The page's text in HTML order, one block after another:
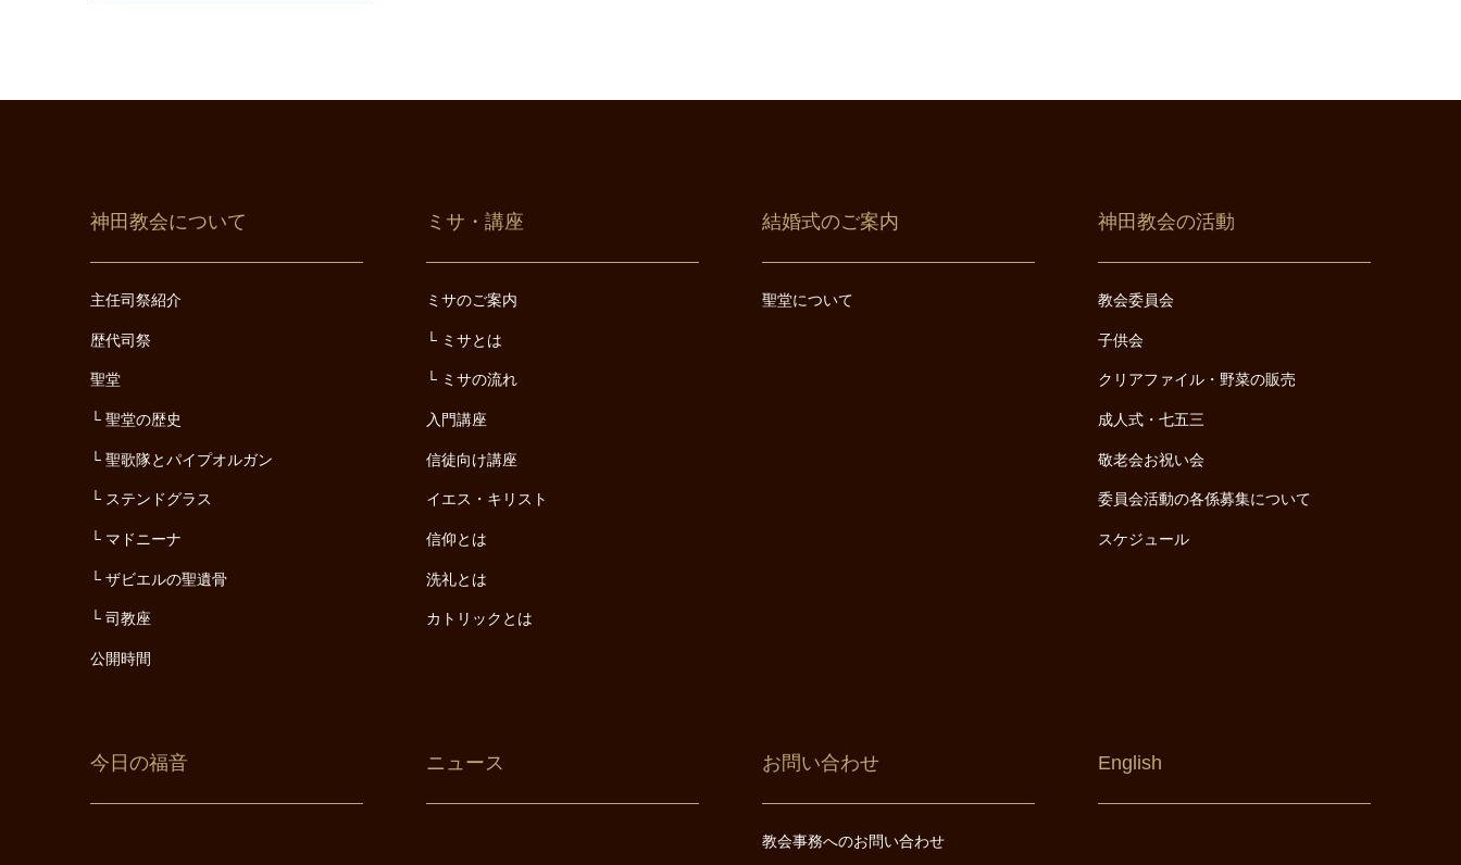
神田教会について
主任司祭紹介
歴代司祭
聖堂
聖堂の歴史
聖歌隊とパイプオルガン
ステンドグラス
マドニーナ
ザビエルの聖遺骨
司教座
公開時間
ミサ・講座
ミサのご案内
ミサとは
ミサの流れ
入門講座
信徒向け講座
イエス・キリスト
信仰とは
洗礼とは
カトリックとは
結婚式のご案内
聖堂について
神田教会の活動
教会委員会
子供会
クリアファイル・野菜の販売
成人式・七五三
敬老会お祝い会
委員会活動の各係募集について
スケジュール
今日の福音 ニュース お問い合わせ
教会事務へのお問い合わせ
English